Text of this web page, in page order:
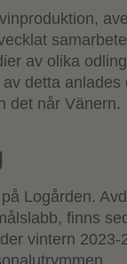
av olika
detta
det når Vänern.
Logården.
finns
vintern